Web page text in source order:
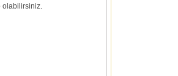
olabilirsiniz.